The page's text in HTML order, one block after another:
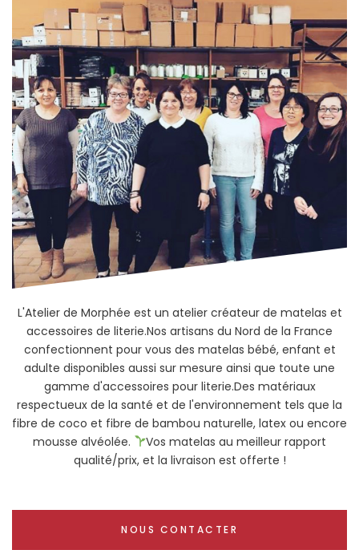
L'Atelier de Morphée est un atelier créateur de matelas et
accessoires de literie.Nos artisans du Nord de la France
confectionnent pour vous des matelas bébé, enfant et
adulte disponibles aussi sur mesure ainsi que toute une
gamme d'accessoires pour literie.Des matériaux
respectueux de la santé et de l'environnement tels que la
fibre de coco et fibre de bambou naturelle, latex ou encore
mousse alvéolée.
Vos matelas au meilleur rapport
qualité/prix, et la livraison est offerte !
NOUS CONTACTER